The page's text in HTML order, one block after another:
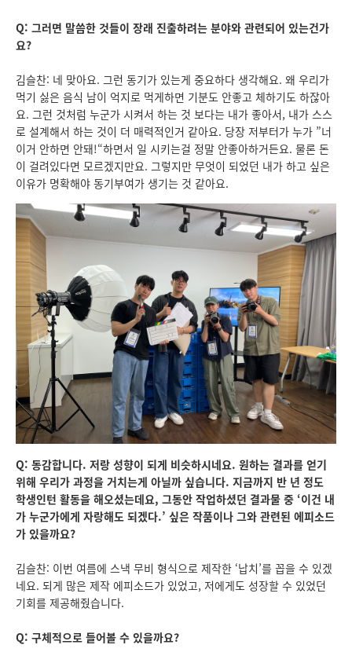
Q: 그러면 말씀한 것들이 장래 진출하려는 분야와 관련되어 있는건가
요?
김슬찬: 네 맞아요. 그런 동기가 있는게 중요하다 생각해요. 왜 우리가
먹기 싫은 음식 남이 억지로 먹게하면 기분도 안좋고 체하기도 하잖아
요. 그런 것처럼 누군가 시켜서 하는 것 보다는 내가 좋아서, 내가 스스
로 설계해서 하는 것이 더 매력적인거 같아요. 당장 저부터가 누가 ”너
이거 안하면 안돼!“하면서 일 시키는걸 정말 안좋아하거든요. 물론 돈
이 걸려있다면 모르겠지만요. 그렇지만 무엇이 되었던 내가 하고 싶은
이유가 명확해야 동기부여가 생기는 것 같아요.
Q: 동감합니다. 저랑 성향이 되게 비슷하시네요. 원하는 결과를 얻기
위해 우리가 과정을 거치는게 아닐까 싶습니다. 지금까지 반 년 정도
학생인턴 활동을 해오셨는데요, 그동안 작업하셨던 결과물 중 ‘이건 내
가 누군가에게 자랑해도 되겠다.’ 싶은 작품이나 그와 관련된 에피소드
가 있을까요?
김슬찬: 이번 여름에 스낵 무비 형식으로 제작한 ‘납치’를 꼽을 수 있겠
네요. 되게 많은 제작 에피소드가 있었고, 저에게도 성장할 수 있었던
기회를 제공해줬습니다.
Q: 구체적으로 들어볼 수 있을까요?